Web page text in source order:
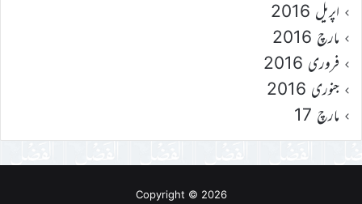
اپریل 2016
مارچ 2016
فروری 2016
جنوری 2016
مارچ 17
Copyright © 2026